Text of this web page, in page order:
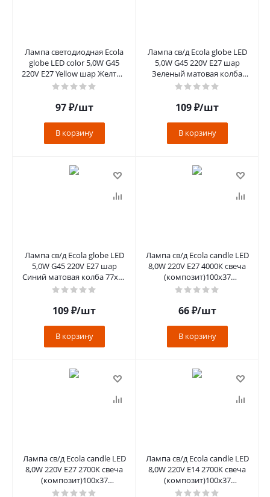
Лампа светодиодная Ecola
globe LED color 5,0W G45
220V E27 Yellow шар Желтый
матовая колба 77x45
97₽/шт
В корзину
Лампа св/д Ecola globe LED
5,0W G45 220V Е27 шар
Зеленый матовая колба
77х45 K7CG50ELB
109₽/шт
В корзину
Лампа св/д Ecola globe LED
5,0W G45 220V Е27 шар
Синий матовая колба 77х45
K7CB50ELB
109₽/шт
В корзину
Лампа св/д Ecola candle LED
8,0W 220V Е27 4000К свеча
(композит)100x37
C7LV80ELC
66₽/шт
В корзину
Лампа св/д Ecola candle LED
8,0W 220V Е27 2700К свеча
(композит)100x37
C7LW80ELC
Лампа св/д Ecola candle LED
8,0W 220V Е14 2700К свеча
(композит)100x37
C4LW80ELC